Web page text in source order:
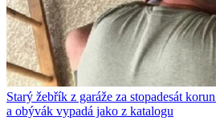
Starý žebřík z garáže za stopadesát
a obývák vypadá jako z katalogu